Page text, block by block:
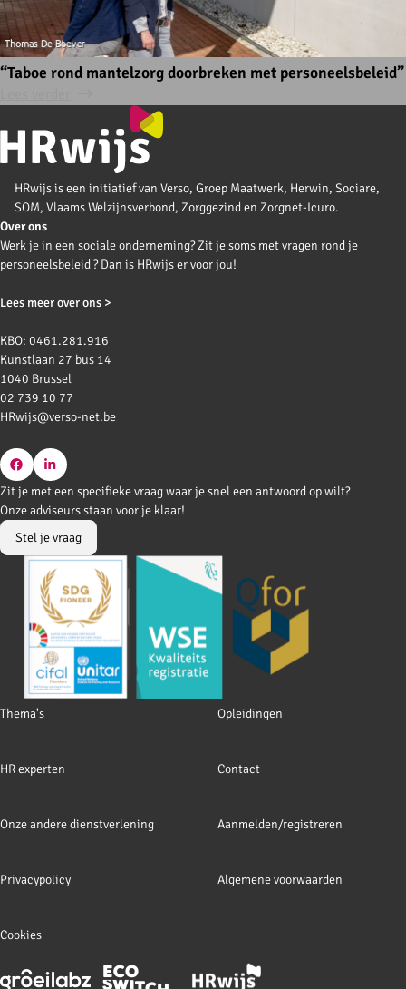
“Taboe rond mantelzorg doorbreken met personeelsbeleid”
HRwijs is een initiatief van Verso, Groep Maatwerk, Herwin, Sociare,
SOM, Vlaams Welzijnsverbond, Zorggezind en Zorgnet-Icuro.
Over ons
Werk je in een sociale onderneming? Zit je soms met vragen rond je
personeelsbeleid ? Dan is HRwijs er voor jou!
Lees meer over ons >
KBO: 0461.281.916
Kunstlaan 27 bus 14
1040 Brussel
02 739 10 77
HRwijs@verso-net.be
Go
to
Facebook
Go
to
LinkedIn
Footer
Thema's Opleidingen
HR experten Contact
Onze andere dienstverlening Aanmelden/registreren
Privacypolicy Algemene voorwaarden
Cookies
Zit je met een specifieke vraag waar je snel een antwoord op wilt?
Onze adviseurs staan voor je klaar!
Stel je vraag